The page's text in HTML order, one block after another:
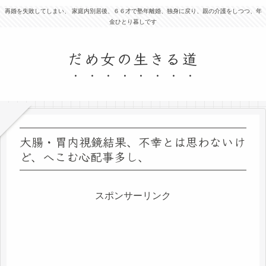
再婚を失敗してしまい、 家庭内別居後、６６才で塾年離婚、独身に戻り、親の介護をしつつ、年
金ひとり暮しです
だめ女の生きる道
大腸・胃内視鏡結果、不幸とは思わないけ
ど、へこむ心配事多し、
スポンサーリンク